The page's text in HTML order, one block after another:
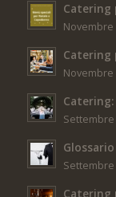
Catering
Novembre
Catering
Novembre
Settembre
Settembre
Catering